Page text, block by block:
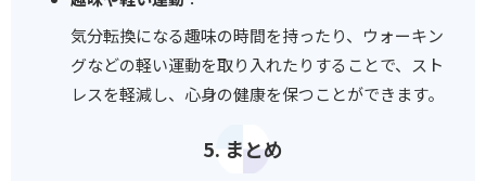
気分転換になる趣味の時間を持ったり、ウォーキン
グなどの軽い運動を取り入れたりすることで、スト
レスを軽減し、心身の健康を保つことができます。
5. まとめ